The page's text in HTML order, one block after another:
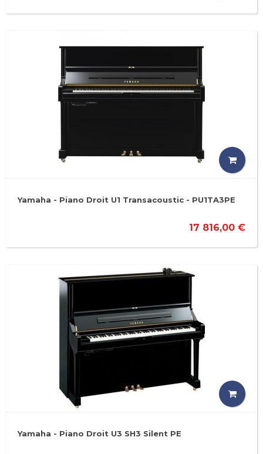
Yamaha - Piano Droit U1 Transacoustic - PU1TA3PE
17 816,00 €
Yamaha - Piano Droit U3 SH3 Silent PE